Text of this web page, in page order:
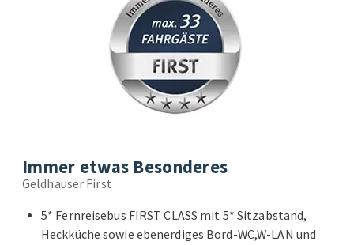
Immer etwas Besonderes
Geldhauser First
5* Fernreisebus FIRST CLASS mit 5* Sitzabstand,
Heckküche sowie ebenerdiges Bord-WC,W-LAN und